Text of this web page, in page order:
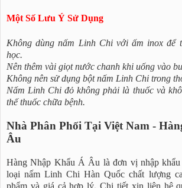
Một Số Lưu Ý Sử Dụng
Không dùng nấm Linh Chi với ấm inox để
học.
Nên thêm vài giọt nước chanh khi uống vào
Không nên sử dụng bột nấm Linh Chi trong
Nấm Linh Chi đỏ không phải là thuốc và
thế thuốc chữa bệnh.
Nhà Phân Phối Tại Việt Nam -
Âu
Hàng Nhập Khẩu Á Âu là đơn vị nhập
loại nấm Linh Chi Hàn Quốc chất lượng